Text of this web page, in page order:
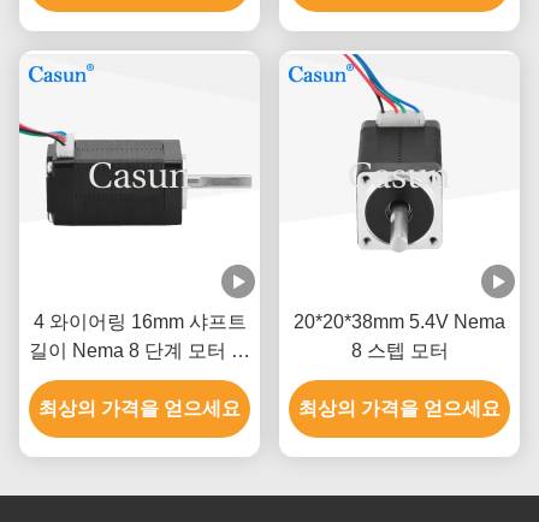
4 와이어링 16mm 샤프트
길이 Nema 8 단계 모터 정
밀 기기
최상의 가격을 얻으세요
20*20*38mm 5.4V Nema
8 스텝 모터
최상의 가격을 얻으세요